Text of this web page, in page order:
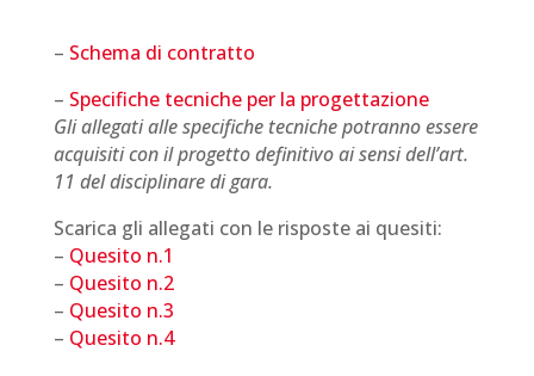
– Schema di contratto
– Specifiche tecniche per la progettazione
Gli allegati alle specifiche tecniche potranno essere
acquisiti con il progetto definitivo ai sensi dell’art.
11 del disciplinare di gara.
Scarica gli allegati con le risposte ai quesiti:
– Quesito n.1
– Quesito n.2
– Quesito n.3
– Quesito n.4